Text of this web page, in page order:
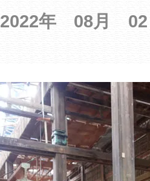
2022年 08月